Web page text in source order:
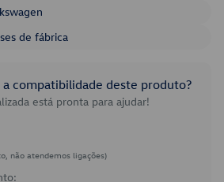
de fábrica
a compatibilidade deste produto?
está pronta para ajudar!
não atendemos ligações)